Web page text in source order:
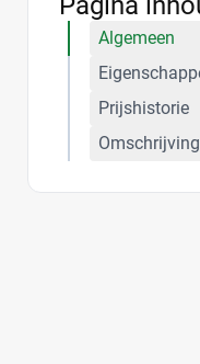
Algemeen
Prijshistorie
Omschrijving